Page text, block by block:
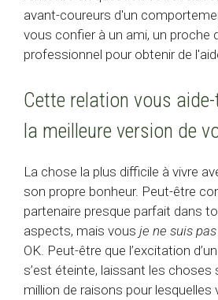
avant-coureurs d'un
vous confier à un ami, un proche
professionnel pour obtenir de
Cette relation vous
la meilleure version de
La chose la plus difficile à vivre
son propre bonheur. Peut-être
partenaire presque parfait dans
aspects, mais vous je ne suis
OK. Peut-être que l’excitation
s’est éteinte, laissant les choses
million de raisons pour lesquelles